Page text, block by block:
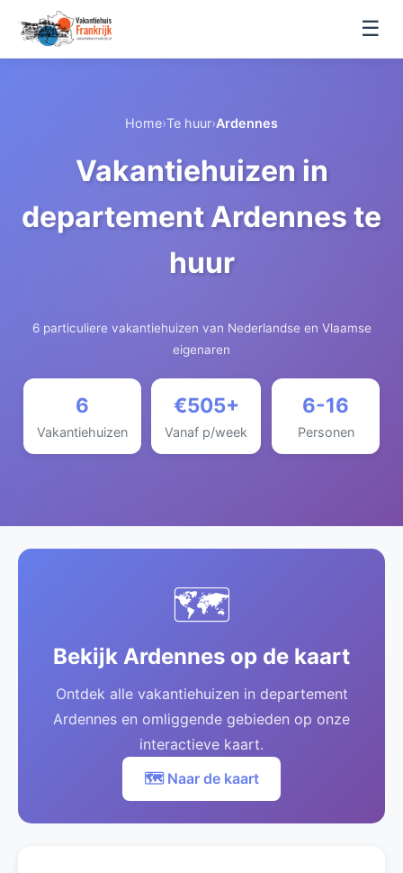
☰
Home›Te huur›Ardennes
Vakantiehuizen in
departement Ardennes te
huur
6 particuliere vakantiehuizen van Nederlandse en Vlaamse
eigenaren
6
Vakantiehuizen
€505+
Vanaf p/week
6-16
Personen
🗺️
Bekijk Ardennes op de kaart
Ontdek alle vakantiehuizen in departement
Ardennes en omliggende gebieden op onze
interactieve kaart.
🗺️ Naar de kaart